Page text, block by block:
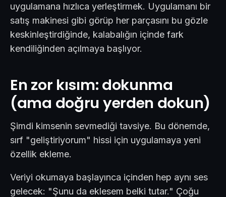
uygulamana hızlıca yerleştirmek. Uygulamanı bir
satış makinesi gibi görüp her parçasını bu gözle
keskinleştirdiğinde, kalabalığın içinde fark
kendiliğinden açılmaya başlıyor.
En zor kısım: dokunma
(ama doğru yerden dokun)
Şimdi kimsenin sevmediği tavsiye. Bu dönemde,
sırf "geliştiriyorum" hissi için uygulamaya yeni
özellik ekleme.
Veriyi okumaya başlayınca içinden hep aynı ses
gelecek: "Şunu da eklesem belki tutar." Çoğu